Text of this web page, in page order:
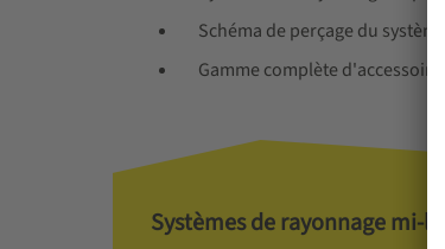
Schéma de perçage du
Gamme complète d'accessoires
Systèmes de rayonnage mi-